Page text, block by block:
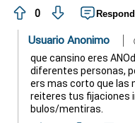
0
Usuario Anonimo
que cansino eres
diferentes personas,
ers mas corto que las
reiteres tus fijaciones
bulos/mentiras.